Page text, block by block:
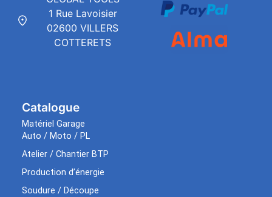
Catalogue
Matériel Garage
Auto / Moto / PL
Atelier / Chantier BTP
Production d’énergie
Soudure / Découpe
1 Rue Lavoisier
02600 VILLERS
COTTERETS